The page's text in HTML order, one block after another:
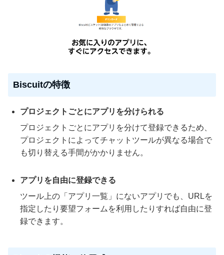
Biscuitの特徴
プロジェクトごとにアプリを分けられる
プロジェクトごとにアプリを分けて登録できるため、
プロジェクトによってチャットツールが異なる場合で
も切り替える手間がかかりません。
アプリを自由に登録できる
ツール上の「アプリ一覧」にないアプリでも、URLを
指定したり要望フォームを利用したりすれば自由に登
録できます。